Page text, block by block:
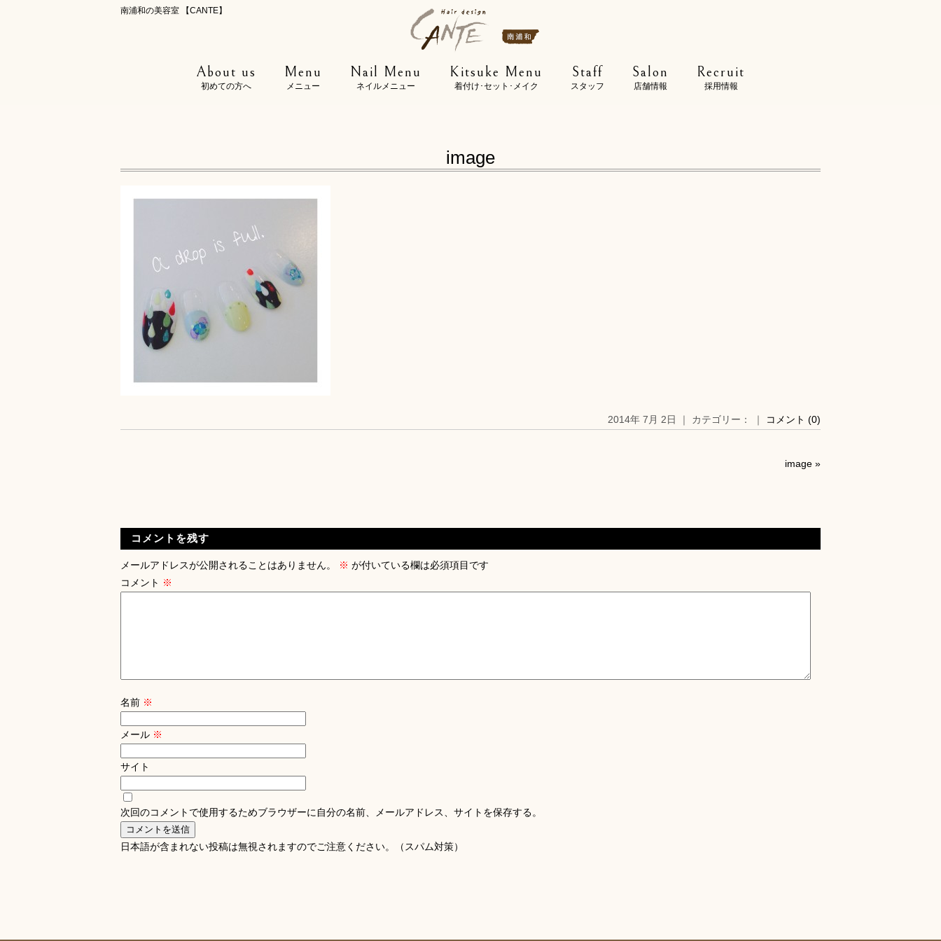
南浦和の美容室 【CANTE】
About us
初めての方へ
Menu
メニュー
Nail Menu
ネイルメニュー
Kitsuke Menu
着付け･セット･メイク
Staff
スタッフ
Salon
店舗情報
Recruit
採用情報
image
2014年 7月 2日 ｜ カテゴリー： ｜ コメント (0)
image »
コメントを残す
メールアドレスが公開されることはありません。 ※ が付いている欄は必須項目です
コメント ※
名前 ※
メール ※
サイト
次回のコメントで使用するためブラウザーに自分の名前、メールアドレス、サイトを保存する。
日本語が含まれない投稿は無視されますのでご注意ください。（スパム対策）